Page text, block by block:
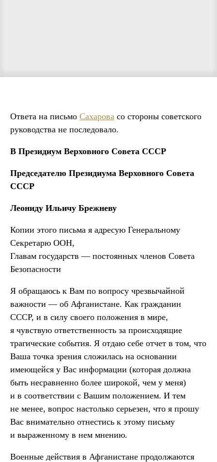
Ответа на письмо Сахарова со стороны советского
руководства не последовало.
В Президиум Верховного Совета СССР
Председателю Президиума Верховного Совета
СССР
Леониду Ильичу Брежневу
Копии этого письма я адресую Генеральному
Секретарю ООН,
Главам государств — постоянных членов Совета
Безопасности
Я обращаюсь к Вам по вопросу чрезвычайной
важности — об Афганистане. Как гражданин
СССР, и в силу своего положения в мире,
я чувствую ответственность за происходящие
трагические события. Я отдаю себе отчет в том, что
Ваша точка зрения сложилась на основании
имеющейся у Вас информации (которая должна
быть несравненно более широкой, чем у меня)
и в соответствии с Вашим положением. И тем
не менее, вопрос настолько серьезен, что я прошу
Вас внимательно отнестись к этому письму
и выраженному в нем мнению.
Военные действия в Афганистане продолжаются